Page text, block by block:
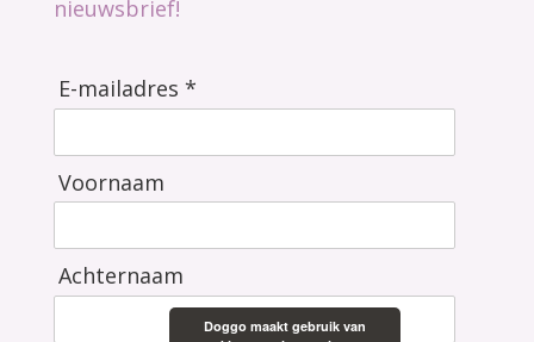
nieuwsbrief!
E-mailadres *
Voornaam
Achternaam
Doggo maakt gebruik van